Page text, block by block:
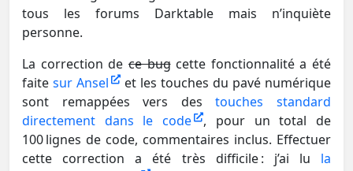
tous les forums Darktable mais n’inquiète
personne.
La correction dece bugcette fonctionnalité a été
faite sur Ansel
et les touches du pavé numérique
sont remappées vers destouches standard
directement dans le code , pour un total de
100 lignes de code, commentaires inclus. Effectuer
cette correction a été très difficile : j’ai lu la